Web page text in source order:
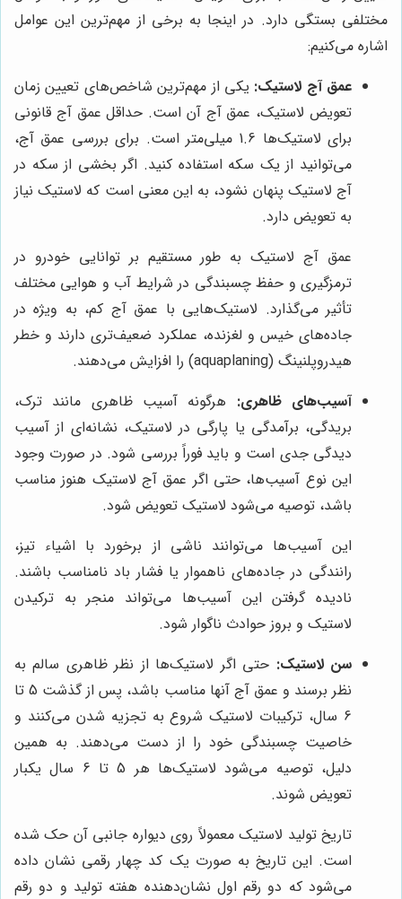
مختلفی بستگی دارد. در اینجا به برخی از مهم‌ترین این عوامل
اشاره می‌کنیم:
عمق آج لاستیک: یکی از مهم‌ترین شاخص‌های تعیین زمان
تعویض لاستیک، عمق آج آن است. حداقل عمق آج قانونی
برای لاستیک‌ها 1.6 میلی‌متر است. برای بررسی عمق آج،
می‌توانید از یک سکه استفاده کنید. اگر بخشی از سکه در
آج لاستیک پنهان نشود، به این معنی است که لاستیک نیاز
به تعویض دارد.
عمق آج لاستیک به طور مستقیم بر توانایی خودرو در
ترمزگیری و حفظ چسبندگی در شرایط آب و هوایی مختلف
تأثیر می‌گذارد. لاستیک‌هایی با عمق آج کم، به ویژه در
جاده‌های خیس و لغزنده، عملکرد ضعیف‌تری دارند و خطر
هیدروپلنینگ (aquaplaning) را افزایش می‌دهند.
آسیب‌های ظاهری: هرگونه آسیب ظاهری مانند ترک،
بریدگی، برآمدگی یا پارگی در لاستیک، نشانه‌ای از آسیب
دیدگی جدی است و باید فوراً بررسی شود. در صورت وجود
این نوع آسیب‌ها، حتی اگر عمق آج لاستیک هنوز مناسب
باشد، توصیه می‌شود لاستیک تعویض شود.
این آسیب‌ها می‌توانند ناشی از برخورد با اشیاء تیز،
رانندگی در جاده‌های ناهموار یا فشار باد نامناسب باشند.
نادیده گرفتن این آسیب‌ها می‌تواند منجر به ترکیدن
لاستیک و بروز حوادث ناگوار شود.
سن لاستیک: حتی اگر لاستیک‌ها از نظر ظاهری سالم به
نظر برسند و عمق آج آنها مناسب باشد، پس از گذشت 5 تا
6 سال، ترکیبات لاستیک شروع به تجزیه شدن می‌کنند و
خاصیت چسبندگی خود را از دست می‌دهند. به همین
دلیل، توصیه می‌شود لاستیک‌ها هر 5 تا 6 سال یکبار
تعویض شوند.
تاریخ تولید لاستیک معمولاً روی دیواره جانبی آن حک شده
است. این تاریخ به صورت یک کد چهار رقمی نشان داده
می‌شود که دو رقم اول نشان‌دهنده هفته تولید و دو رقم